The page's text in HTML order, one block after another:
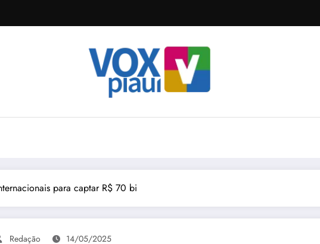
para captar R$ 70 bi
Redação 14/05/2025